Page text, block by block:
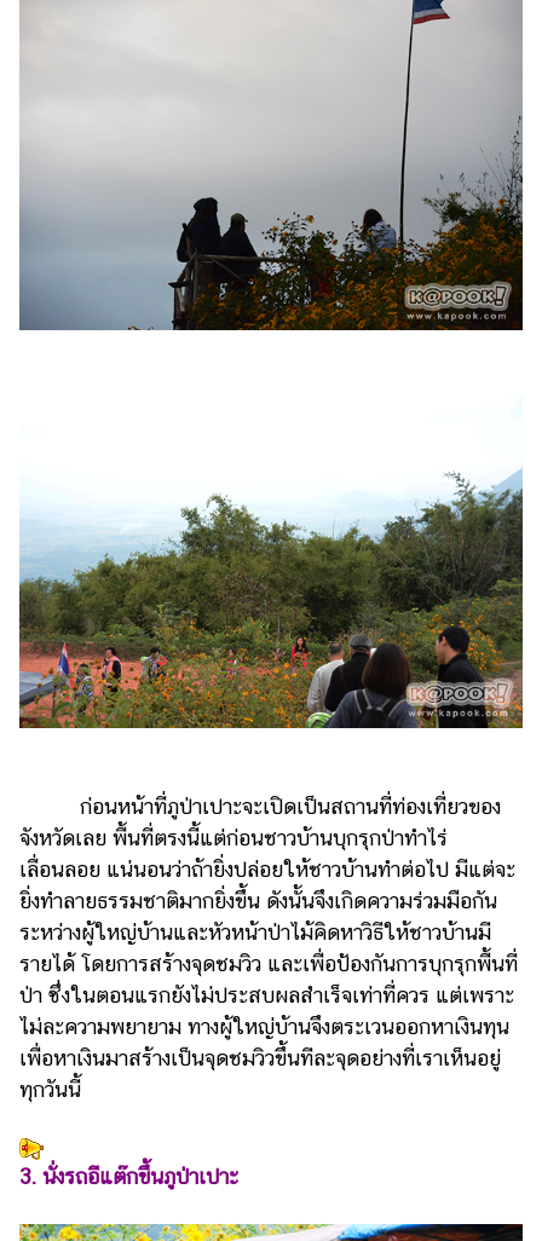
ก่อนหน้าที่ภูป่าเปาะจะเปิดเป็นสถานที่ท่องเที่ยวของ
จังหวัดเลย พื้นที่ตรงนี้แต่ก่อนชาวบ้านบุกรุกป่าทำไร่
เลื่อนลอย แน่นอนว่าถ้ายิ่งปล่อยให้ชาวบ้านทำต่อไป มีแต่จะ
ยิ่งทำลายธรรมชาติมากยิ่งขึ้น ดังนั้นจึงเกิดความร่วมมือกัน
ระหว่างผู้ใหญ่บ้านและหัวหน้าป่าไม้คิดหาวิธีให้ชาวบ้านมี
รายได้ โดยการสร้างจุดชมวิว และเพื่อป้องกันการบุกรุกพื้นที่
ป่า ซึ่งในตอนแรกยังไม่ประสบผลสำเร็จเท่าที่ควร แต่เพราะ
ไม่ละความพยายาม ทางผู้ใหญ่บ้านจึงตระเวนออกหาเงินทุน
เพื่อหาเงินมาสร้างเป็นจุดชมวิวขึ้นทีละจุดอย่างที่เราเห็นอยู่
ทุกวันนี้
3. นั่งรถอีแต๊กขึ้นภูป่าเปาะ